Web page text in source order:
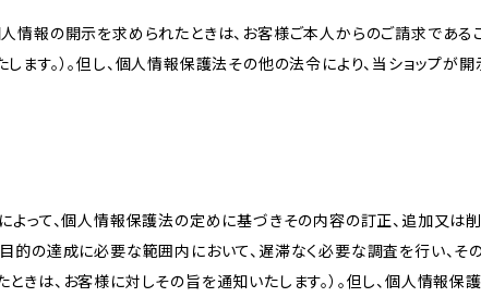
情報の開示を求められたときは、お客様ご本人からのご請求である
す。）。但し、個人情報保護法その他の法令により、当ショップが
って、個人情報保護法の定めに基づきその内容の訂正、追加又は削
的の達成に必要な範囲内において、遅滞なく必要な調査を行い、
は、お客様に対しその旨を通知いたします。）。但し、個人情報保